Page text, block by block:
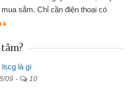
sắm. Chỉ cần điện thoại có
lscg là gì
09 - 10